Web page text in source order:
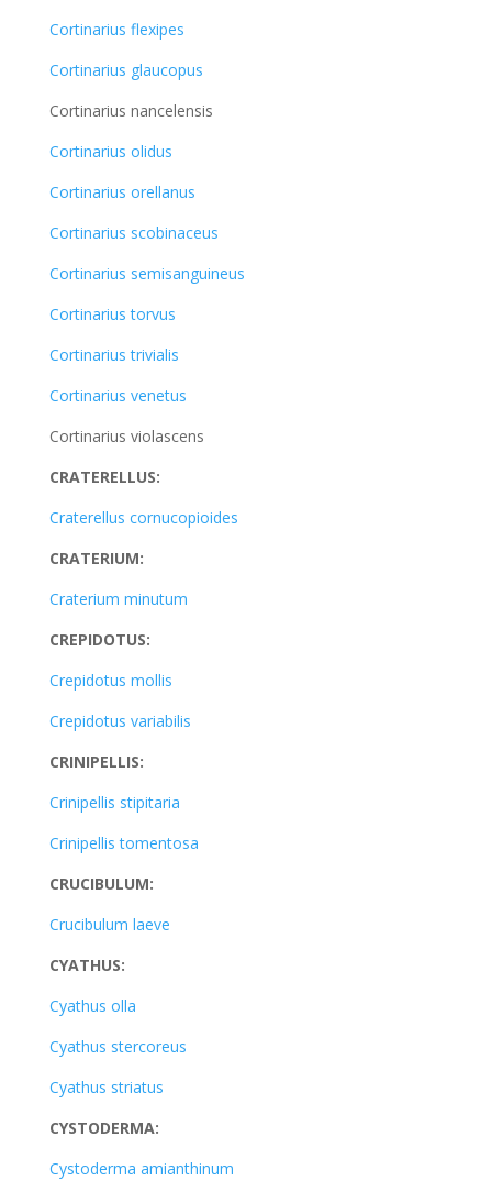
Cortinarius flexipes
Cortinarius glaucopus
Cortinarius nancelensis
Cortinarius olidus
Cortinarius orellanus
Cortinarius scobinaceus
Cortinarius semisanguineus
Cortinarius torvus
Cortinarius trivialis
Cortinarius venetus
Cortinarius violascens
CRATERELLUS:
Craterellus cornucopioides
CRATERIUM:
Craterium minutum
CREPIDOTUS:
Crepidotus mollis
Crepidotus variabilis
CRINIPELLIS:
Crinipellis stipitaria
Crinipellis tomentosa
CRUCIBULUM:
Crucibulum laeve
CYATHUS:
Cyathus olla
Cyathus stercoreus
Cyathus striatus
CYSTODERMA:
Cystoderma amianthinum